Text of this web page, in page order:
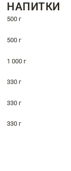
НАПИТКИ
500 г
500 г
1 000 г
330 г
330 г
330 г